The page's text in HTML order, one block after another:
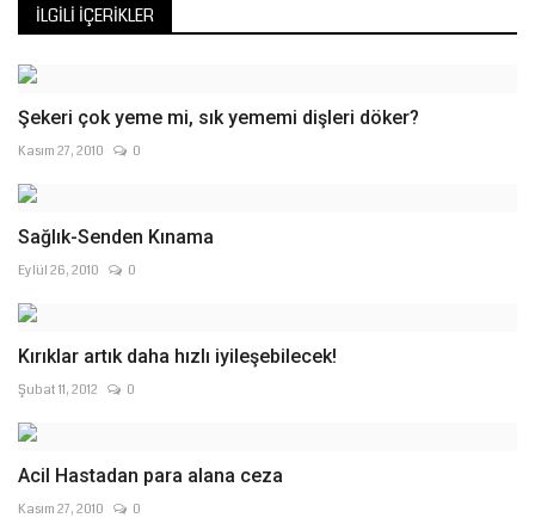
İLGILI İÇERIKLER
Şekeri çok yeme mi, sık yememi dişleri döker?
Kasım 27, 2010 0
Sağlık-Senden Kınama
Eylül 26, 2010 0
Kırıklar artık daha hızlı iyileşebilecek!
Şubat 11, 2012 0
Acil Hastadan para alana ceza
Kasım 27, 2010 0